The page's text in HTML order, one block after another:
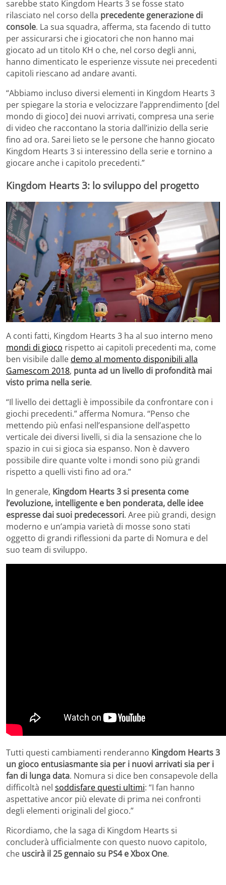
sarebbe stato Kingdom Hearts 3 se fosse stato
rilasciato nel corso della precedente generazione di
console. La sua squadra, afferma, sta facendo di tutto
per assicurarsi che i giocatori che non hanno mai
giocato ad un titolo KH o che, nel corso degli anni,
hanno dimenticato le esperienze vissute nei precedenti
capitoli riescano ad andare avanti.
“Abbiamo incluso diversi elementi in Kingdom Hearts 3
per spiegare la storia e velocizzare l’apprendimento [del
mondo di gioco] dei nuovi arrivati, compresa una serie
di video che raccontano la storia dall’inizio della serie
fino ad ora. Sarei lieto se le persone che hanno giocato
Kingdom Hearts 3 si interessino della serie e tornino a
giocare anche i capitolo precedenti.”
Kingdom Hearts 3: lo sviluppo del progetto
A conti fatti, Kingdom Hearts 3 ha al suo interno meno
mondi di gioco rispetto ai capitoli precedenti ma, come
ben visibile dalledemo al momento disponibili alla
Gamescom 2018, punta ad un livello di profondità mai
visto prima nella serie.
“Il livello dei dettagli è impossibile da confrontare con i
giochi precedenti.” afferma Nomura. “Penso che
mettendo più enfasi nell’espansione dell’aspetto
verticale dei diversi livelli, si dia la sensazione che lo
spazio in cui si gioca sia espanso. Non è davvero
possibile dire quante volte i mondi sono più grandi
rispetto a quelli visti fino ad ora.”
In generale, Kingdom Hearts 3 si presenta come
l’evoluzione, intelligente e ben ponderata, delle idee
espresse dai suoi predecessori. Aree più grandi, design
moderno e un’ampia varietà di mosse sono stati
oggetto di grandi riflessioni da parte di Nomura e del
suo team di sviluppo.
Tutti questi cambiamenti renderanno Kingdom Hearts 3
un gioco entusiasmante sia per i nuovi arrivati sia per i
fan di lunga data. Nomura si dice ben consapevole della
difficoltà nel soddisfare questi ultimi: “I fan hanno
aspettative ancor più elevate di prima nei confronti
degli elementi originali del gioco.”
Ricordiamo, che la saga di Kingdom Hearts si
concluderà ufficialmente con questo nuovo capitolo,
che uscirà il 25 gennaio su PS4 e Xbox One.